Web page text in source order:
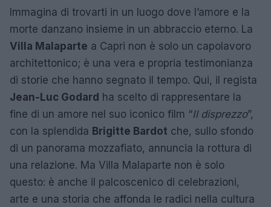
Immagina di trovarti in un luogo dove l’amore e la
morte danzano insieme in un abbraccio eterno. La
Villa Malaparte a Capri non è solo un capolavoro
architettonico; è una vera e propria testimonianza
di storie che hanno segnato il tempo. Qui, il regista
Jean-Luc Godard ha scelto di rappresentare la
fine di un amore nel suo iconico film “Il disprezzo”,
con la splendida Brigitte Bardot che, sullo sfondo
di un panorama mozzafiato, annuncia la rottura di
una relazione. Ma Villa Malaparte non è solo
questo: è anche il palcoscenico di celebrazioni,
arte e una storia che affonda le radici nella cultura